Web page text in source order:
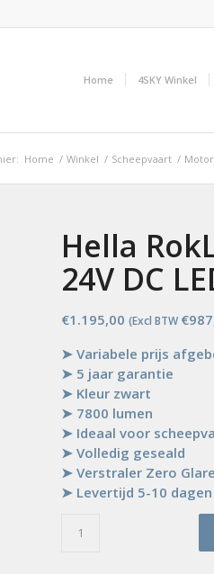
Home 4SKY Winkel
Home / Winkel / Scheepvaart /
Hella
24V DC
€1.195,00 (Excl BTW €
➤ Variabele prijs
➤ 5 jaar garantie
➤ Kleur zwart
➤ 7800 lumen
➤ Ideaal voor
➤ Volledig geseald
➤ Verstraler Zero
➤ Levertijd 5-10